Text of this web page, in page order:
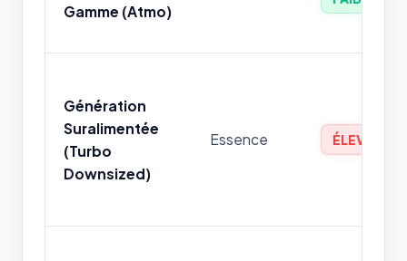
Gamme (Atmo)
Génération
Suralimentée
(Turbo
Downsized)
Essence ÉLEVÉ